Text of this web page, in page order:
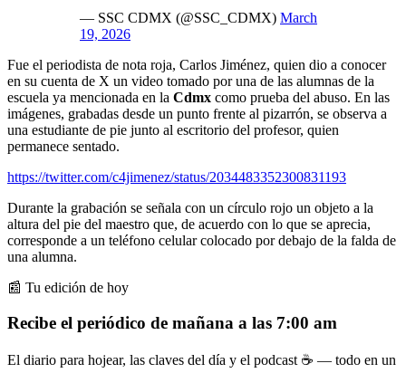
— SSC CDMX (@SSC_CDMX) March
19, 2026
Fue el periodista de nota roja, Carlos Jiménez, quien dio a conocer
en su cuenta de X un video tomado por una de las alumnas de la
escuela ya mencionada en la Cdmx como prueba del abuso. En las
imágenes, grabadas desde un punto frente al pizarrón, se observa a
una estudiante de pie junto al escritorio del profesor, quien
permanece sentado.
https://twitter.com/c4jimenez/status/2034483352300831193
Durante la grabación se señala con un círculo rojo un objeto a la
altura del pie del maestro que, de acuerdo con lo que se aprecia,
corresponde a un teléfono celular colocado por debajo de la falda de
una alumna.
📰 Tu edición de hoy
Recibe el periódico de mañana a las 7:00 am
El diario para hojear, las claves del día y el podcast ☕ — todo en un